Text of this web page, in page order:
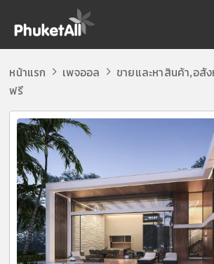
หน้าแรก เพจออล ขายและหาสินค้า,อสั
ฟรี